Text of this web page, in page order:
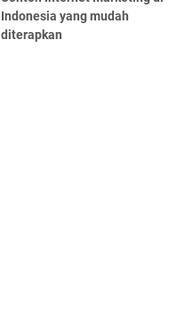
Indonesia yang mudah
diterapkan